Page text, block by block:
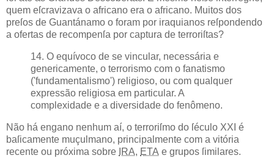
quem eſcravizava o africano era o africano. Muitos dos
preſos de Guantánamo o foram por iraquianos reſpondendo
a ofertas de recompenſa por captura de terroriſtas?
14. O equívoco de se vincular, necessária e
genericamente, o terrorismo com o fanatismo
('fundamentalismo') religioso, ou com qualquer
expressão religiosa em particular. A
complexidade e a diversidade do fenômeno.
Não há engano nenhum aí, o terroriſmo do ſéculo XXI é
baſicamente muçulmano, principalmente com a vitória
recente ou próxima sobre IRA, ETA e grupos ſimilares.